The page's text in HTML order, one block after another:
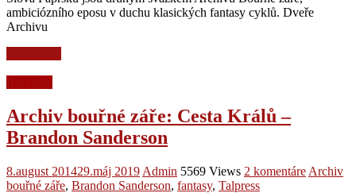
ambiciózního eposu v duchu klasických fantasy cyklů. Dveře
Archivu
Archiv bouřné záře: Cesta Králů –
Brandon Sanderson
8.august 201429.máj 2019 Admin 5569 Views 2 komentáre Archiv
bouřné záře, Brandon Sanderson, fantasy, Talpress